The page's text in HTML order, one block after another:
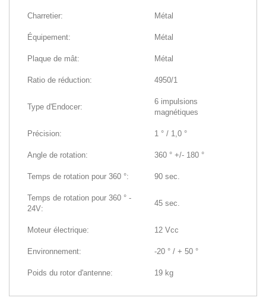
Charretier: Métal
Équipement: Métal
Plaque de mât: Métal
Ratio de réduction: 4950/1
Type d'Endocer:
6 impulsions
magnétiques
Précision: 1 ° / 1,0 °
Angle de rotation: 360 ° +/- 180 °
Temps de rotation pour 360 °: 90 sec.
Temps de rotation pour 360 ° -
24V:
45 sec.
Moteur électrique: 12 Vcc
Environnement: -20 ° / + 50 °
Poids du rotor d'antenne: 19 kg